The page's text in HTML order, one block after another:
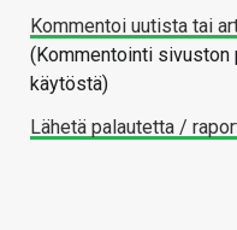
Kommentoi uutista tai
(Kommentointi
käytöstä)
Lähetä palautetta /